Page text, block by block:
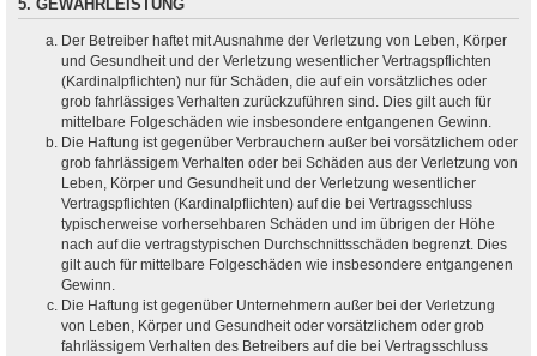
5. GEWÄHRLEISTUNG
Der Betreiber haftet mit Ausnahme der Verletzung von Leben, Körper
und Gesundheit und der Verletzung wesentlicher Vertragspflichten
(Kardinalpflichten) nur für Schäden, die auf ein vorsätzliches oder
grob fahrlässiges Verhalten zurückzuführen sind. Dies gilt auch für
mittelbare Folgeschäden wie insbesondere entgangenen Gewinn.
Die Haftung ist gegenüber Verbrauchern außer bei vorsätzlichem oder
grob fahrlässigem Verhalten oder bei Schäden aus der Verletzung von
Leben, Körper und Gesundheit und der Verletzung wesentlicher
Vertragspflichten (Kardinalpflichten) auf die bei Vertragsschluss
typischerweise vorhersehbaren Schäden und im übrigen der Höhe
nach auf die vertragstypischen Durchschnittsschäden begrenzt. Dies
gilt auch für mittelbare Folgeschäden wie insbesondere entgangenen
Gewinn.
Die Haftung ist gegenüber Unternehmern außer bei der Verletzung
von Leben, Körper und Gesundheit oder vorsätzlichem oder grob
fahrlässigem Verhalten des Betreibers auf die bei Vertragsschluss